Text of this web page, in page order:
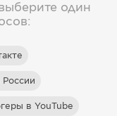
один
России
в YouTube